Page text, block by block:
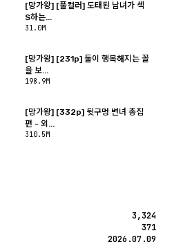
[망가왕] [풀컬러] 도태된 남녀가 섹
S하는...
31.0M
[망가왕] [231p] 둘이 행복해지는 꼴
을 보...
198.9M
[망가왕] [332p] 뒷구멍 변녀 총집
편 - 외...
310.5M
3,324
371
2026.07.09